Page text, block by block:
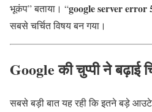
भूकंप” बताया। “google server error
सबसे चर्चित विषय बन गया।
Google की चुप्पी ने बढ़ाई
सबसे बड़ी बात यह रही कि इतने बड़े